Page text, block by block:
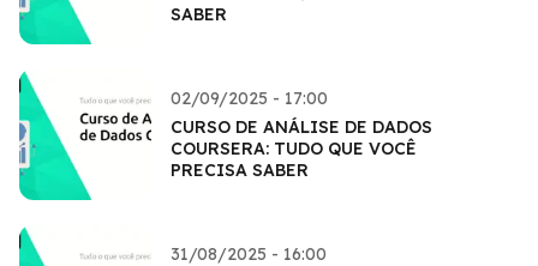
SABER
02/09/2025 - 17:00
CURSO DE ANÁLISE DE DADOS
COURSERA: TUDO QUE VOCÊ
PRECISA SABER
31/08/2025 - 16:00